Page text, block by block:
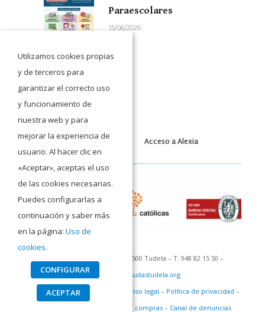
Paraescolares
15/06/2026
Acceso a Moodle Acceso a Alexia
C/ San Francisco Javier 1 – 31500 Tudela – T. 948 82 15 50 –
recepcion@jesuitastudela.org
©Colegio San Francisco Javier –
Aviso legal – Política de privacidad –
Política de compras – Canal de denuncias
Utilizamos cookies propias
y de terceros para
garantizar el correcto uso
y funcionamiento de
nuestra web y para
mejorar la experiencia de
usuario. Al hacer clic en
«Aceptar», aceptas el uso
de las cookies necesarias.
Puedes configurarlas a
continuación y saber más
en la página: Uso de
cookies.
CONFIGURAR
ACEPTAR